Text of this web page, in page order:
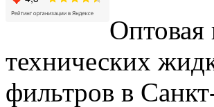
Оптовая
технических
фильтров в